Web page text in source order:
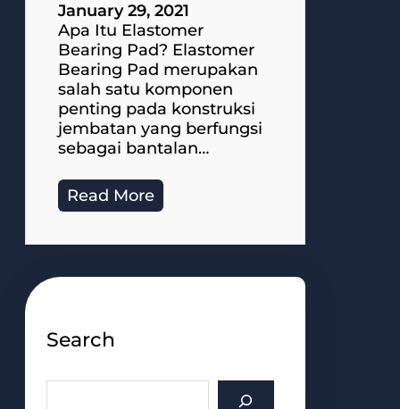
January 29, 2021
Apa Itu Elastomer
Bearing Pad? Elastomer
Bearing Pad merupakan
salah satu komponen
penting pada konstruksi
jembatan yang berfungsi
sebagai bantalan…
Read More
Search